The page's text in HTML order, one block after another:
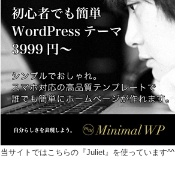
当サイトではこちらの『Juliet』を使っています^^